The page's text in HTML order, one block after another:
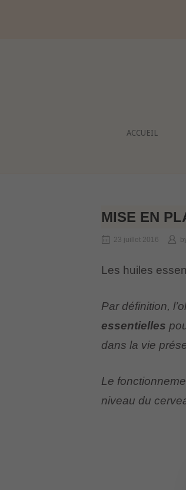
ACCUEIL
MISE EN
23 juillet 2016
Les huiles
Par définition,
essentielles
dans la vie
Le
niveau du